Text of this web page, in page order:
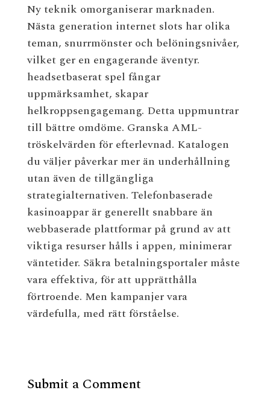
Ny teknik omorganiserar marknaden.
Nästa generation internet slots har olika
teman, snurrmönster och belöningsnivåer,
vilket ger en engagerande äventyr.
headsetbaserat spel fångar
uppmärksamhet, skapar
helkroppsengagemang. Detta uppmuntrar
till bättre omdöme. Granska AML-
tröskelvärden för efterlevnad. Katalogen
du väljer påverkar mer än underhållning
utan även de tillgängliga
strategialternativen. Telefonbaserade
kasinoappar är generellt snabbare än
webbaserade plattformar på grund av att
viktiga resurser hålls i appen, minimerar
väntetider. Säkra betalningsportaler måste
vara effektiva, för att upprätthålla
förtroende. Men kampanjer vara
värdefulla, med rätt förståelse.
Submit a Comment